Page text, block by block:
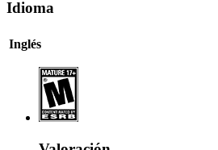
Idioma
Inglés